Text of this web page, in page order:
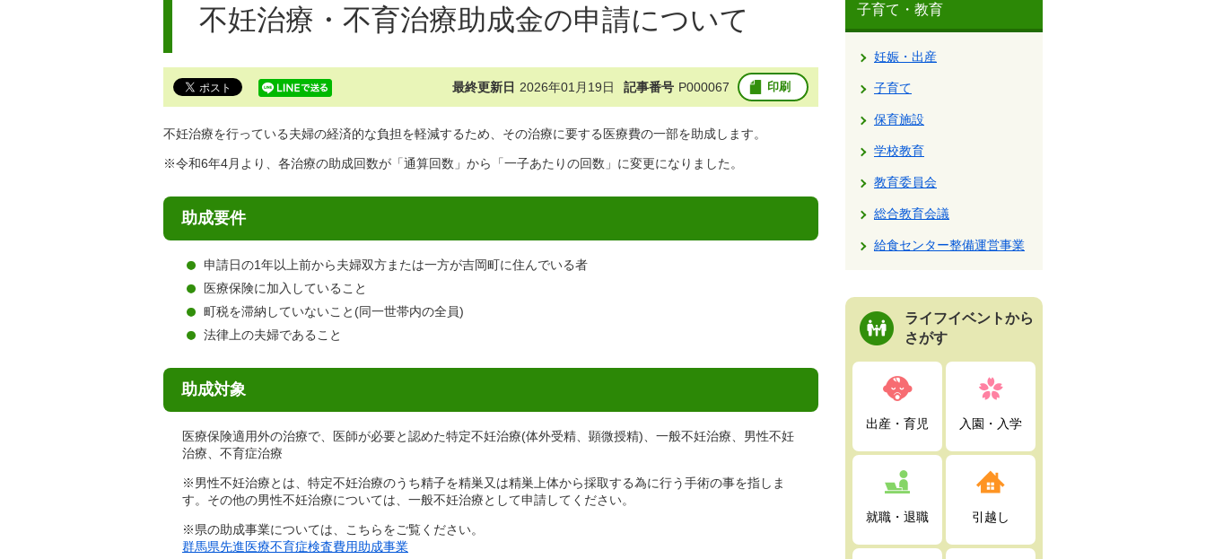
文
で
不妊治療・不育治療助成金の申請について
最終更新日 2026年01月19日 記事番号 P000067 印刷
不妊治療を行っている夫婦の経済的な負担を軽減するため、その治療に要する医療費の一部を助成します。
※令和6年4月より、各治療の助成回数が「通算回数」から「一子あたりの回数」に変更になりました。
助成要件
申請日の1年以上前から夫婦双方または一方が吉岡町に住んでいる者
医療保険に加入していること
町税を滞納していないこと(同一世帯内の全員)
法律上の夫婦であること
助成対象
医療保険適用外の治療で、医師が必要と認めた特定不妊治療(体外受精、顕微授精)、一般不妊治療、男性不妊
治療、不育症治療
※男性不妊治療とは、特定不妊治療のうち精子を精巣又は精巣上体から採取する為に行う手術の事を指しま
す。その他の男性不妊治療については、一般不妊治療として申請してください。
※県の助成事業については、こちらをご覧ください。
群馬県先進医療不育症検査費用助成事業
子育て・教育
妊娠・出産
子育て
保育施設
学校教育
教育委員会
総合教育会議
給食センター整備運営事業
ライフイベントから
さがす
出産・育児 入園・入学
就職・退職 引越し